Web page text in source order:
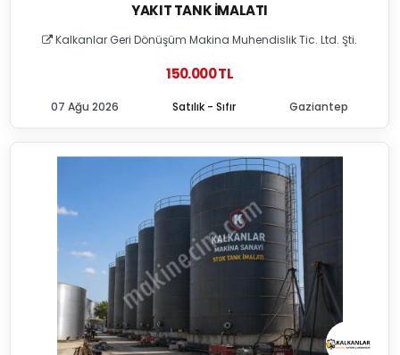
YAKIT TANK İMALATI
Kalkanlar Geri Dönüşüm Makina Muhendislik Tic. Ltd. Şti.
150.000 TL
Satılık - Sıfır
07 Ağu 2026 Gaziantep